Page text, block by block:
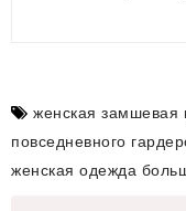
женская замшевая
повседневного
женская одежда